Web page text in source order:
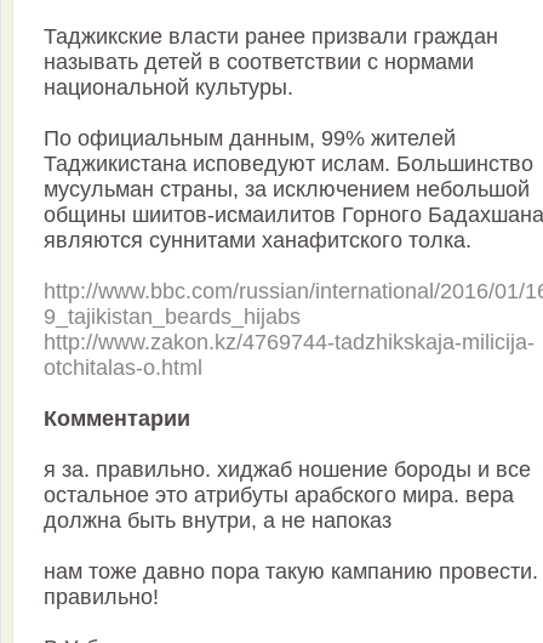
Таджикские власти ранее призвали граждан
называть детей в соответствии с нормами
национальной культуры.
По официальным данным, 99% жителей
Таджикистана исповедуют ислам. Большинство
мусульман страны, за исключением небольшой
общины шиитов-исмаилитов Горного
являются суннитами ханафитского толка.
http://www.bbc.com/russian/international/2016/01/
9_tajikistan_beards_hijabs
http://www.zakon.kz/4769744-tadzhikskaja-milicija-
otchitalas-o.html
Комментарии
я за. правильно. хиджаб ношение бороды и все
остальное это атрибуты арабского мира. вера
должна быть внутри, а не напоказ
нам тоже давно пора такую кампанию провести.
правильно!